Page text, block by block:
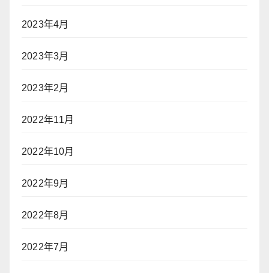
2023年4月
2023年3月
2023年2月
2022年11月
2022年10月
2022年9月
2022年8月
2022年7月